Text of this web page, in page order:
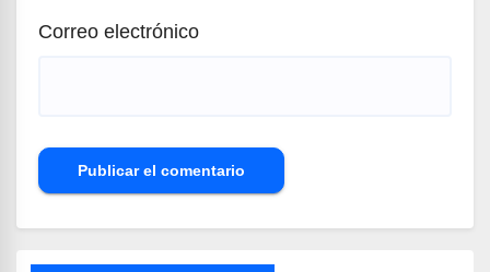
Correo electrónico